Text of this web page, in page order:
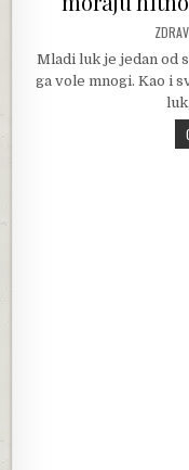
Mladi luk je jedan od
ga vole mnogi. Kao i